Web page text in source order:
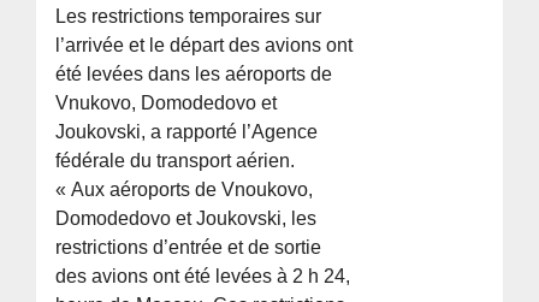
Les restrictions temporaires sur
l’arrivée et le départ des avions ont
été levées dans les aéroports de
Vnukovo, Domodedovo et
Joukovski, a rapporté l’Agence
fédérale du transport aérien.
« Aux aéroports de Vnoukovo,
Domodedovo et Joukovski, les
restrictions d’entrée et de sortie
des avions ont été levées à 2 h 24,